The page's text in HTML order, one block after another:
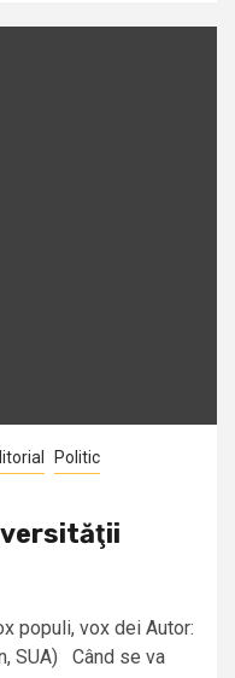
Politic
populi, vox dei Autor:
SUA) Când se va